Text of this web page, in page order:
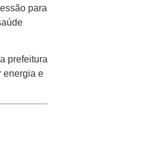
para
prefeitura
energia e